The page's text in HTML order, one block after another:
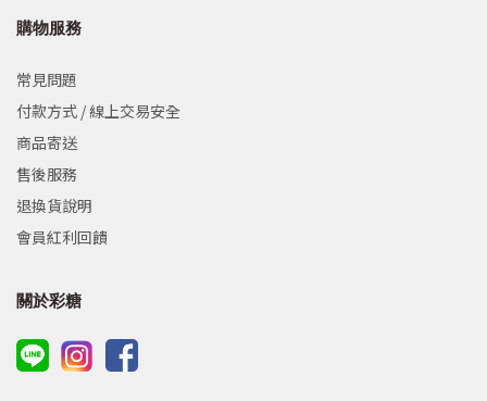
購物服務
常見問題
付款方式 / 線上交易安全
商品寄送
售後服務
退換貨說明
會員紅利回饋
關於彩糖